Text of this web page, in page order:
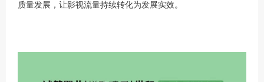
质量发展，让影视流量持续转化为发展实效。